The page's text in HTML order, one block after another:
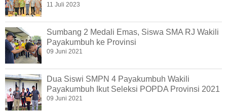
11 Juli 2023
Sumbang 2 Medali Emas, Siswa SMA RJ Wakili
Payakumbuh ke Provinsi
09 Juni 2021
Dua Siswi SMPN 4 Payakumbuh Wakili
Payakumbuh Ikut Seleksi POPDA Provinsi 2021
09 Juni 2021